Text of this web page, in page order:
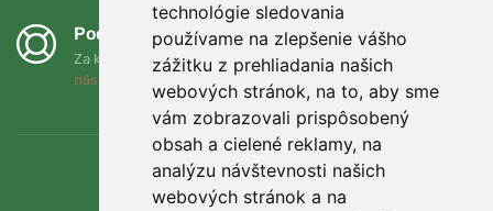
technológie sledovania
používame na zlepšenie vášho
zážitku z prehliadania našich
webových stránok, na to, aby sme
vám zobrazovali prispôsobený
obsah a cielené reklamy, na
analýzu návštevnosti našich
webových stránok a na
Podporujeme Trees.org
Za každú objednávku zasadíme strom! Prečítajte si viac
nás